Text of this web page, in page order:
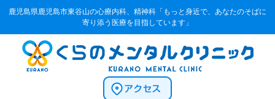
鹿児島県鹿児島市東谷山の心療内科、精神科「もっと身近で、あなたのそばに
寄り添う医療を目指しています」